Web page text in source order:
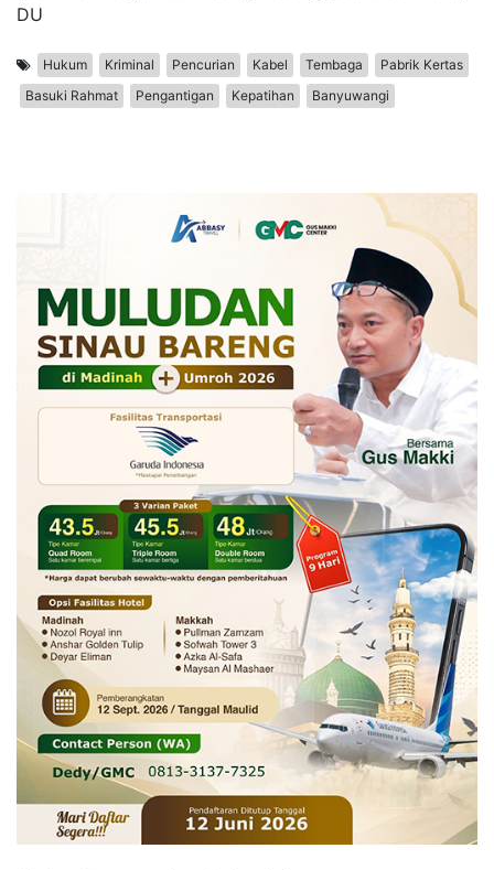
DU
Hukum Kriminal Pencurian Kabel Tembaga
Pabrik Kertas
Basuki Rahmat
Pengantigan Kepatihan Banyuwangi